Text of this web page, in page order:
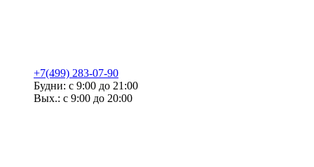
+7(499) 283-07-90
Будни: с 9:00 до 21:00
Вых.: с 9:00 до 20:00